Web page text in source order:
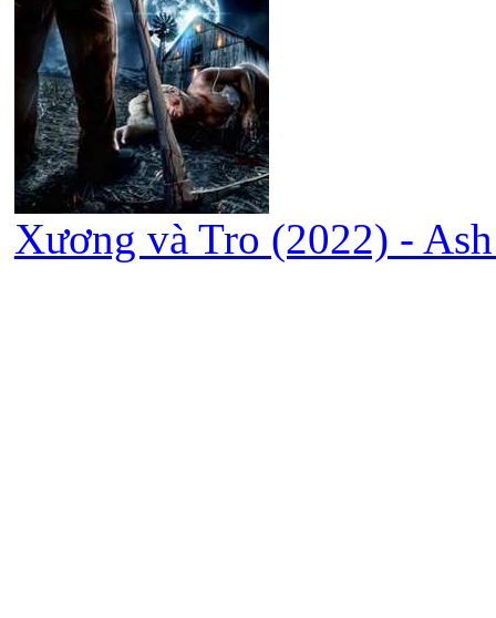
Xương và Tro (2022) -